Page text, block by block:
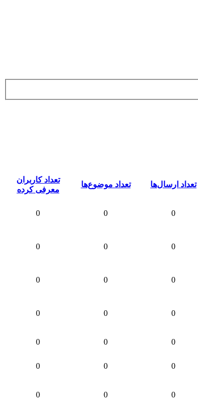
تعداد ارسال‌ها تعداد موضوع‌ها
تعداد کاربران
معرفی کرده
0
0
0
0
0
0
0
0
0
0
0
0
0
0
0
0
0
0
0
0
0